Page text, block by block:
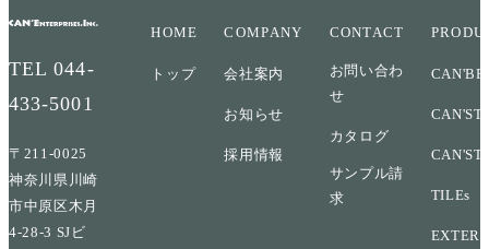
TEL044-
433-5001
〒211-0025
神奈川県川崎
市中原区木月
4-28-3 SJビ
HOME
トップ
COMPANY
会社案内
お知らせ
採用情報
CONTACT
お問い合わ
せ
カタログ
サンプル請
求
TILEs